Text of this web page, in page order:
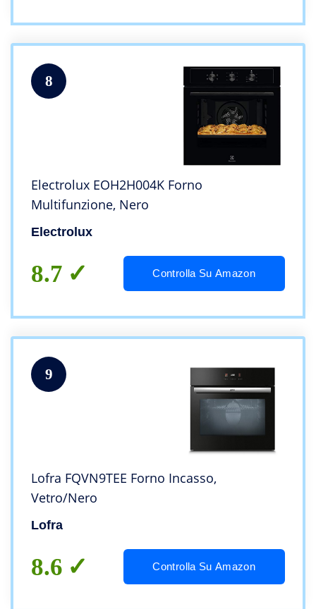
8
Electrolux EOH2H004K Forno
Multifunzione, Nero
Electrolux
8.7 Controlla Su Amazon
9
Lofra FQVN9TEE Forno Incasso,
Vetro/Nero
Lofra
8.6 Controlla Su Amazon